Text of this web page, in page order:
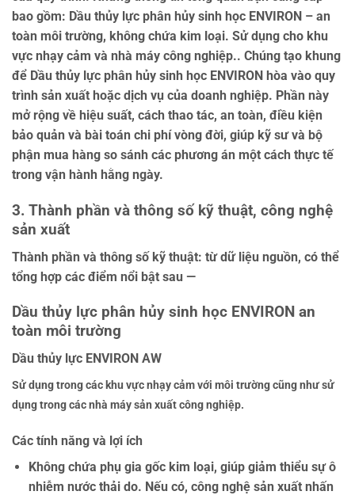
bao gồm: Dầu thủy lực phân hủy sinh học ENVIRON – an
toàn môi trường, không chứa kim loại. Sử dụng cho khu
vực nhạy cảm và nhà máy công nghiệp.. Chúng tạo khung
để Dầu thủy lực phân hủy sinh học ENVIRON hòa vào quy
trình sản xuất hoặc dịch vụ của doanh nghiệp. Phần này
mở rộng về hiệu suất, cách thao tác, an toàn, điều kiện
bảo quản và bài toán chi phí vòng đời, giúp kỹ sư và bộ
phận mua hàng so sánh các phương án một cách thực tế
trong vận hành hằng ngày.
3. Thành phần và thông số kỹ thuật, công nghệ
sản xuất
Thành phần và thông số kỹ thuật: từ dữ liệu nguồn, có thể
tổng hợp các điểm nổi bật sau —
Dầu thủy lực phân hủy sinh học ENVIRON an
toàn môi trường
Dầu thủy lực ENVIRON AW
Sử dụng trong các khu vực nhạy cảm với môi trường cũng như sử
dụng trong các nhà máy sản xuất công nghiệp.
Các tính năng và lợi ích
Không chứa phụ gia gốc kim loại, giúp giảm thiểu sự ô
nhiễm nước thải do. Nếu có, công nghệ sản xuất nhấn